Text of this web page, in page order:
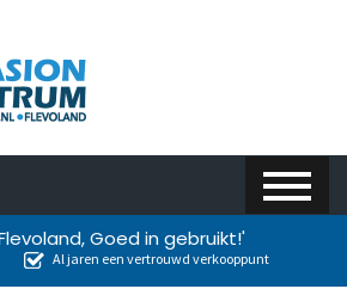
Goed in gebruikt!'
Al jaren een vertrouwd verkooppunt